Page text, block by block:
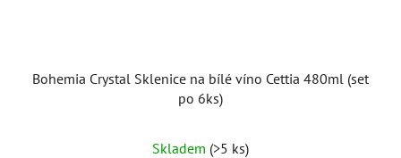
Bohemia Crystal Sklenice na bílé víno Cettia 480ml (set
po 6ks)
Skladem (>5 ks)